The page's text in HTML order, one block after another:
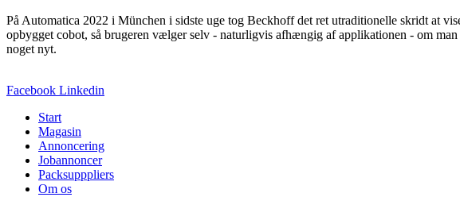
På Automatica 2022 i München i sidste uge tog Beckhoff det ret utraditionelle skridt at
opbygget cobot, så brugeren vælger selv - naturligvis afhængig af applikationen - om
noget nyt.
Facebook Linkedin
Start
Magasin
Annoncering
Jobannoncer
Packsupppliers
Om os